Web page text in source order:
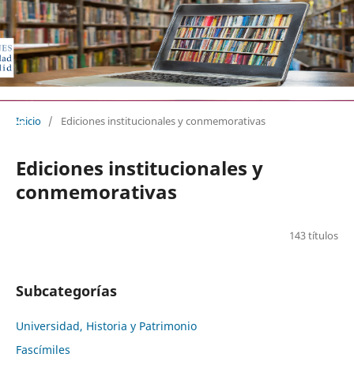
EDICIONES UNIVERSIDAD DE
Inicio / Ediciones institucionales y conmemorativas
Ediciones institucionales y
conmemorativas
143 títulos
Subcategorías
Universidad, Historia y Patrimonio
Fascímiles